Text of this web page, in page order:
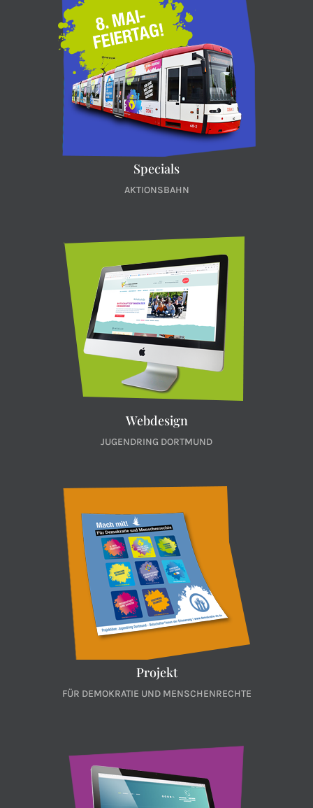
Specials
AKTIONSBAHN
Webdesign
JUGENDRING DORTMUND
Projekt
FÜR DEMOKRATIE UND MENSCHENRECHTE